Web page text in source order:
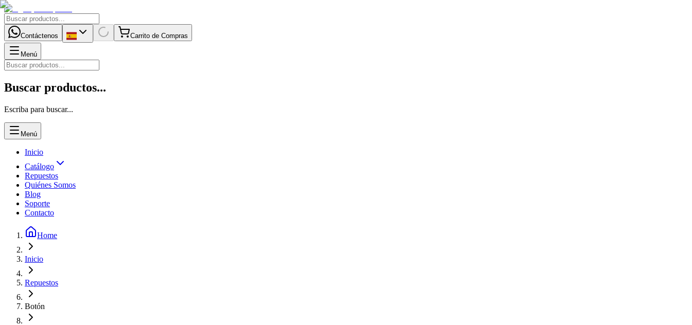
Contáctenos Carrito de Compras
Menú
Buscar productos...
Escriba para buscar...
Menú
Inicio
Catálogo
Repuestos
Quiénes Somos
Blog
Soporte
Contacto
Home
Inicio
Repuestos
Botón